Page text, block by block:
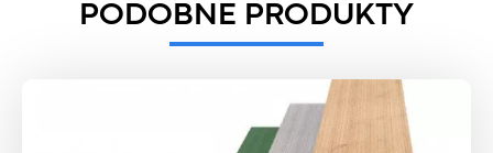
PODOBNE PRODUKTY